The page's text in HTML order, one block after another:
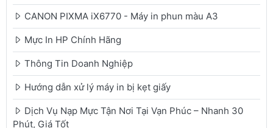
CANON PIXMA iX6770 - Máy in phun màu A3
Mực In HP Chính Hãng
Thông Tin Doanh Nghiệp
Hướng dẫn xử lý máy in bị kẹt giấy
Dịch Vụ Nạp Mực Tận Nơi Tại Vạn Phúc – Nhanh 30
Phút, Giá Tốt